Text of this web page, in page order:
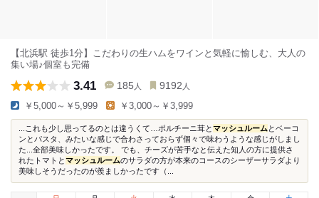
【北浜駅 徒歩1分】こだわりの生ハムをワインと気軽に愉しむ、大人の
集い場♪個室も完備
3.41 185 人 9192 人
￥5,000～￥5,999 ￥3,000～￥3,999
...これも少し思ってるのとは違うくて…ポルチーニ茸とマッシュルーム とベーコ
ンとパスタ、みたいな感じで合わさっておらず個々で味わうような感じがしまし
た...全部美味しかったです。 でも、チーズが苦手なと伝えた知人の方に提供さ
れたトマトとマッシュルームのサラダの方が本来のコースのシーザーサラダより
美味しそうだったのが羨ましかったです（...